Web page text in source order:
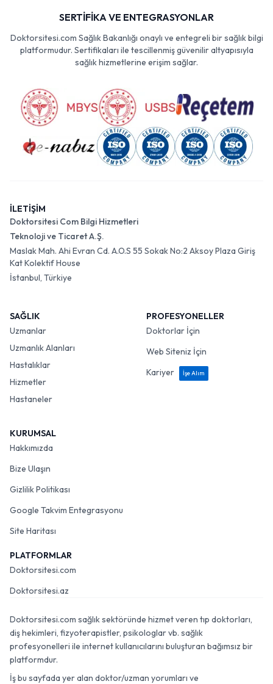
SERTİFİKA VE ENTEGRASYONLAR
Doktorsitesi.com Sağlık Bakanlığı onaylı ve entegreli bir sağlık bilgi
platformudur. Sertifikaları ile tescillenmiş güvenilir altyapısıyla
sağlık hizmetlerine erişim sağlar.
İLETİŞİM
Doktorsitesi Com Bilgi Hizmetleri
Teknoloji ve Ticaret A.Ş.
Maslak Mah. Ahi Evran Cd. A.O.S 55 Sokak No:2 Aksoy Plaza Giriş
Kat Kolektif House
İstanbul, Türkiye
SAĞLIK
Uzmanlar
Uzmanlık Alanları
Hastalıklar
Hizmetler
Hastaneler
PROFESYONELLER
Doktorlar İçin
Web Siteniz İçin
Kariyer
İşe Alım
KURUMSAL
Hakkımızda
Bize Ulaşın
Gizlilik Politikası
Google Takvim Entegrasyonu
Site Haritası
PLATFORMLAR
Doktorsitesi.com
Doktorsitesi.az
Doktorsitesi.com sağlık sektöründe hizmet veren tıp doktorları,
diş hekimleri, fizyoterapistler, psikologlar vb. sağlık
profesyonelleri ile internet kullanıcılarını buluşturan bağımsız bir
platformdur.
İş bu sayfada yer alan doktor/uzman yorumları ve